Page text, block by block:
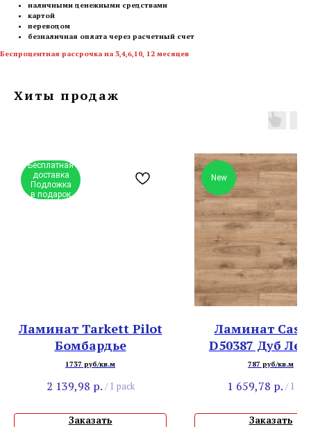
наличными денежными средствами
картой
переводом
безналичная оплата через расчетный счет
Беспроцентная рассрочка на 3,4,6,10, 12 месяцев
Хиты продаж
Бесплатная
доставка
Подложка
в подарок
Ламинат Tarkett Pilot
Бомбардье
1737 руб/кв.м
2 139,98 р. / 1 pack
Заказать
New
Ламинат
D50387 Дуб
787 руб/кв.м
1 659,78 р. / 1
Заказать